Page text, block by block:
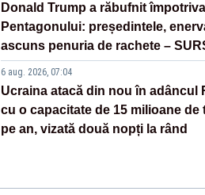
Donald Trump a răbufnit
Pentagonului: președintele,
ascuns penuria de rachete –
6 aug. 2026, 07:04
Ucraina atacă din nou în adâncul
cu o capacitate de 15 milioane de
pe an, vizată două nopți la rând